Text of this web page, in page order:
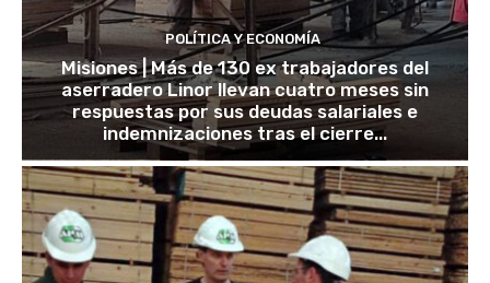
POLÍTICA Y ECONOMÍA
Misiones | Más de 130 ex trabajadores del
aserradero Linor llevan cuatro meses sin
respuestas por sus deudas salariales e
indemnizaciones tras el cierre...